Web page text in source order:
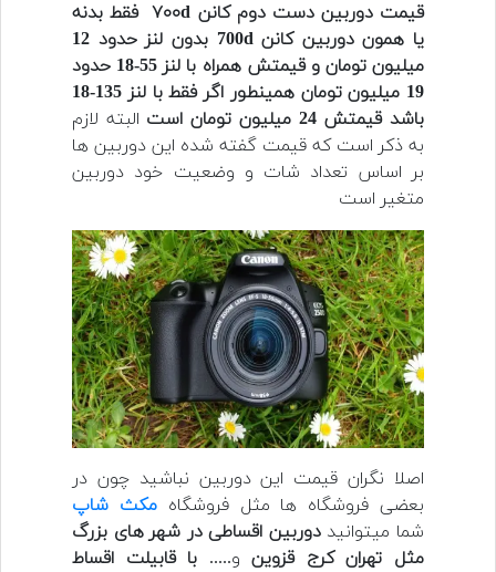
قیمت دوربین دست دوم کانن ۷۰۰d فقط بدنه
یا همون دوربین کانن 700d بدون لنز حدود 12
میلیون تومان و قیمتش همراه با لنز 55-18 حدود
19 میلیون تومان همینطور اگر فقط با لنز 135-18
باشد قیمتش 24 میلیون تومان است
البته لازم
به ذکر است که قیمت گفته شده این دوربین ها
بر اساس تعداد شات و وضعیت خود دوربین
متغیر است
اصلا نگران قیمت این دوربین نباشید چون در
بعضی فروشگاه ها مثل فروشگاهمکث شاپ
شما میتوانیددوربین اقساطی در شهر های بزرگ
مثل تهران کرج قزوینو..... با قابیلت اقساط